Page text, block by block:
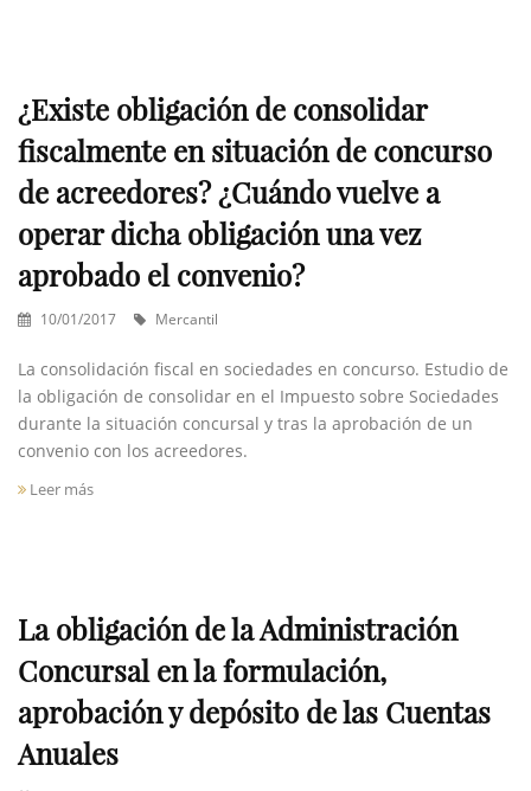
¿Existe obligación de consolidar
fiscalmente en situación de concurso
de acreedores? ¿Cuándo vuelve a
operar dicha obligación una vez
aprobado el convenio?
10/01/2017 Mercantil
La consolidación fiscal en sociedades en concurso. Estudio de
la obligación de consolidar en el Impuesto sobre Sociedades
durante la situación concursal y tras la aprobación de un
convenio con los acreedores.
Leer más
La obligación de la Administración
Concursal en la formulación,
aprobación y depósito de las Cuentas
Anuales